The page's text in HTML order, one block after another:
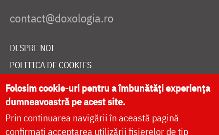
DESPRE NOI
POLITICA DE COOKIES
DONEAZĂ ONLINE PENTRU CATEDRALA NAȚIONALĂ
LIVE
Folosim cookie-uri pentru a îmbunătăți experiența
dumneavoastră pe acest site.
Prin continuarea navigării în această pagină
confirmați acceptarea utilizării fișierelor de tip